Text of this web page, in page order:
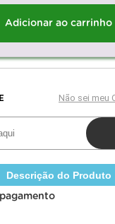
Adicionar ao carrinho
Descrição do Produto